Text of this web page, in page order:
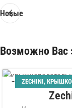
Новые
Возможно Вас
30ZECHINI,